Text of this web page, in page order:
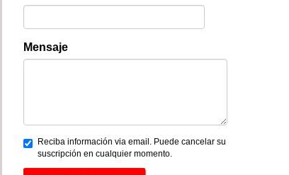
Mensaje
Reciba información via email. Puede cancelar su
suscripción en cualquier momento.